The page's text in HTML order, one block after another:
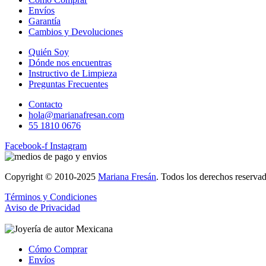
Envíos
Garantía
Cambios y Devoluciones
Quién Soy
Dónde nos encuentras
Instructivo de Limpieza
Preguntas Frecuentes
Contacto
hola@marianafresan.com
55 1810 0676
Facebook-f Instagram
Copyright © 2010-2025 Mariana Fresán. Todos los derechos
Términos y Condiciones
Aviso de Privacidad
Cómo Comprar
Envíos